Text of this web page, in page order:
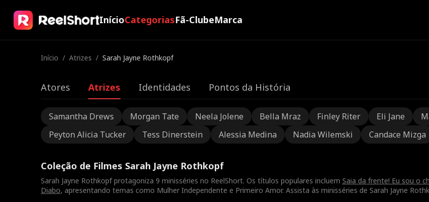
InícioCategoriasFã-ClubeMarca
Início / Atrizes / Sarah Jayne Rothkopf
Atores Atrizes Identidades Pontos da História
Samantha Drews Morgan Tate Neela Jolene Bella Mraz Finley Riter Eli Jane
Peyton Alicia Tucker
Tess Dinerstein Alessia Medina Nadia Wilemski Candace Mizga
Coleção de Filmes Sarah Jayne Rothkopf
Sarah Jayne Rothkopf protagoniza 9 minisséries no ReelShort. Os títulos populares incluem Saia da frente! Eu sou o
Diabo, apresentando temas como Mulher Independente e Primeiro Amor. Assista às minisséries de Sarah Jayne